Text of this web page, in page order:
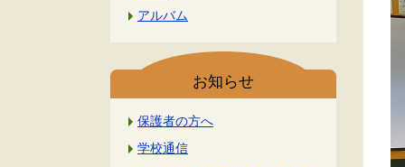
アルバム
お知らせ
保護者の方へ
学校通信